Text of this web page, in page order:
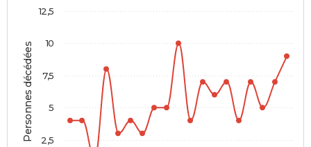
Personnes décédées 2,5
5
7,5
10
12,5